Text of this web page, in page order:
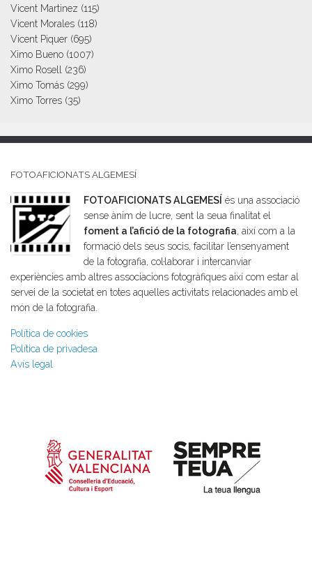
Vicent Martinez (115)
Vicent Morales (118)
Vicent Piquer (695)
Ximo Bueno (1007)
Ximo Rosell (236)
Ximo Tomás (299)
Ximo Torres (35)
FOTOAFICIONATS ALGEMESÍ
FOTOAFICIONATS ALGEMESÍ és una associació
sense ànim de lucre, sent la seua finalitat el
foment a l’afició de la fotografia, així com a la
formació dels seus socis, facilitar l’ensenyament
de la fotografia, col·laborar i intercanviar
experiències amb altres associacions fotogràfiques així com estar al
servei de la societat en totes aquelles activitats relacionades amb el
món de la fotografia.
Política de cookies
Política de privadesa
Avís legal